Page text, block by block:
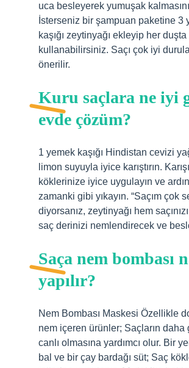
uca besleyerek yumuşak
İsterseniz bir şampuan paketine 3
kaşığı zeytinyağı ekleyip her duşta
kullanabilirsiniz. Saçı çok iyi
önerilir.
Kuru saçlara ne iyi
evde çözüm?
1 yemek kaşığı Hindistan cevizi
limon suyuyla iyice karıştırın.
köklerinize iyice uygulayın ve
zamanki gibi yıkayın. “Saçım çok
diyorsanız, zeytinyağı hem
saç derinizi nemlendirecek ve
Saça nem bombası
yapılır?
Nem Bombası Maskesi Özellikle
nem içeren ürünler; Saçların daha
canlı olmasına yardımcı olur. Bir
bal ve bir çay bardağı süt; Saç